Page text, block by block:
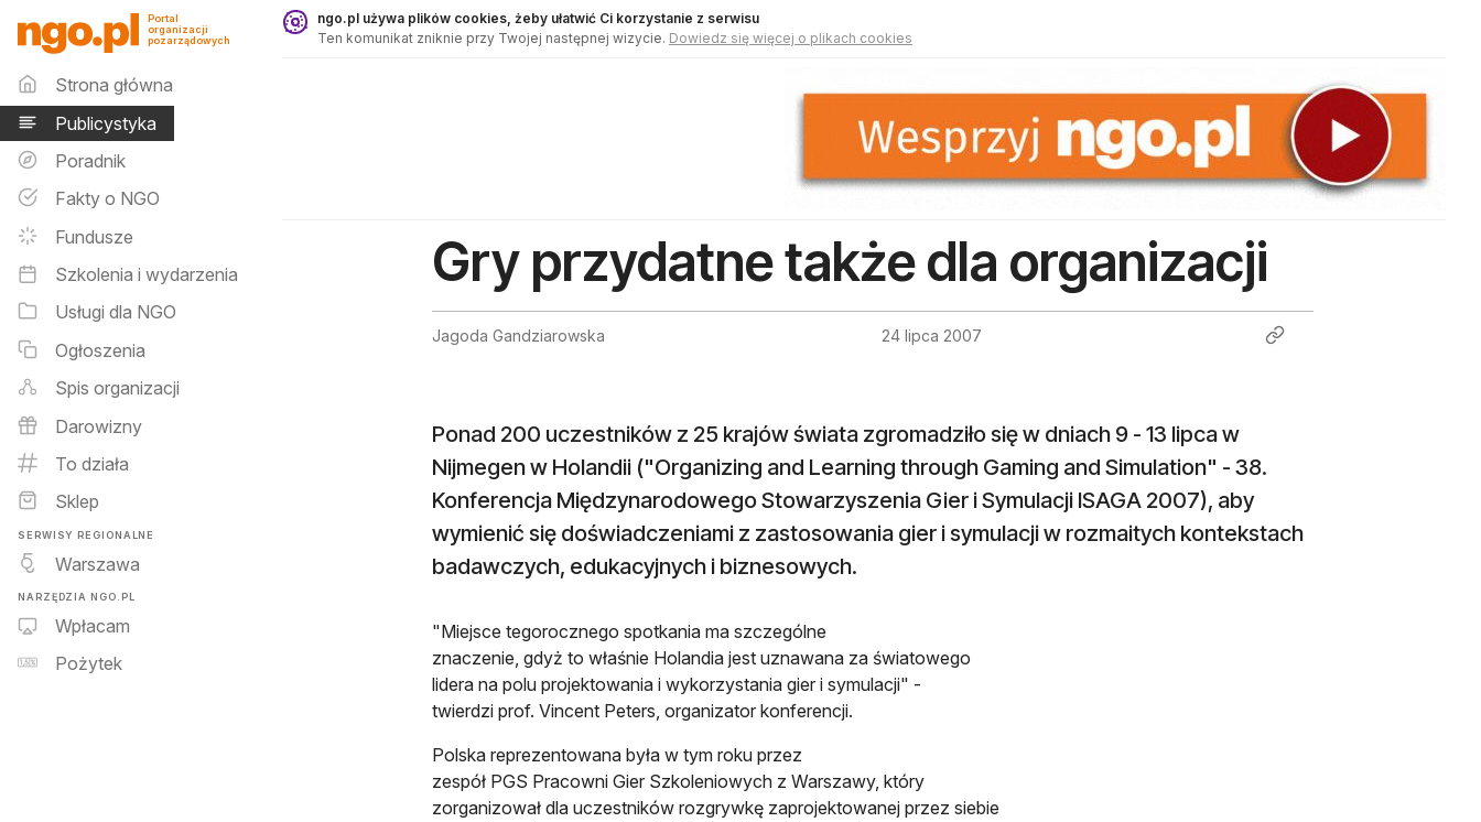
Publicystyka - ngo.pl
Portal
organizacji
pozarządowych
Menu główne
Strona główna
Publicystyka
Poradnik
Fakty o NGO
Fundusze
Szkolenia i wydarzenia
Usługi dla NGO
Ogłoszenia
Spis organizacji
Darowizny
To działa
Sklep
SERWISY REGIONALNE
Warszawa
NARZĘDZIA NGO.PL
Wpłacam
Pożytek
ngo.pl używa plików cookies, żeby ułatwić Ci korzystanie z serwisu
Ten komunikat zniknie przy Twojej następnej wizycie. Dowiedz się więcej o plikach cookies
Gry przydatne także dla organizacji
Jagoda Gandziarowska 24 lipca 2007
Ponad 200 uczestników z 25 krajów świata zgromadziło się w dniach 9 - 13 lipca w
Nijmegen w Holandii ("Organizing and Learning through Gaming and Simulation" - 38.
Konferencja Międzynarodowego Stowarzyszenia Gier i Symulacji ISAGA 2007), aby
wymienić się doświadczeniami z zastosowania gier i symulacji w rozmaitych kontekstach
badawczych, edukacyjnych i biznesowych.
"Miejsce tegorocznego spotkania ma szczególne
znaczenie, gdyż to właśnie Holandia jest uznawana za światowego
lidera na polu projektowania i wykorzystania gier i symulacji" -
twierdzi prof. Vincent Peters, organizator konferencji.
Polska reprezentowana była w tym roku przez
zespół PGS Pracowni Gier Szkoleniowych z Warszawy, który
zorganizował dla uczestników rozgrywkę zaprojektowanej przez siebie